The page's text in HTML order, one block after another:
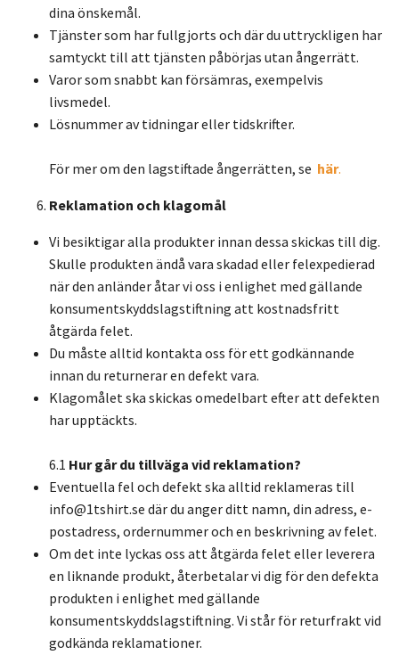
dina önskemål.
Tjänster som har fullgjorts och där du uttryckligen har
samtyckt till att tjänsten påbörjas utan ångerrätt.
Varor som snabbt kan försämras, exempelvis
livsmedel.
Lösnummer av tidningar eller tidskrifter.
För mer om den lagstiftade ångerrätten, se här.
Reklamation och klagomål
Vi besiktigar alla produkter innan dessa skickas till dig.
Skulle produkten ändå vara skadad eller felexpedierad
när den anländer åtar vi oss i enlighet med gällande
konsumentskyddslagstiftning att kostnadsfritt
åtgärda felet.
Du måste alltid kontakta oss för ett godkännande
innan du returnerar en defekt vara.
Klagomålet ska skickas omedelbart efter att defekten
har upptäckts.
6.1 Hur går du tillväga vid reklamation?
Eventuella fel och defekt ska alltid reklameras till
info@1tshirt.se där du anger ditt namn, din adress, e-
postadress, ordernummer och en beskrivning av felet.
Om det inte lyckas oss att åtgärda felet eller leverera
en liknande produkt, återbetalar vi dig för den defekta
produkten i enlighet med gällande
konsumentskyddslagstiftning. Vi står för returfrakt vid
godkända reklamationer.